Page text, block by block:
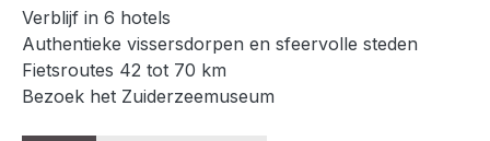
Verblijf in 6 hotels
Authentieke vissersdorpen en sfeervolle steden
Fietsroutes 42 tot 70 km
Bezoek het Zuiderzeemuseum